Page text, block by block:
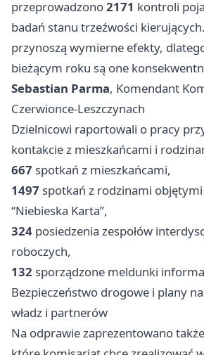
przeprowadzono2171 kontroli
badań stanu trzeźwości
przynoszą wymierne efekty,
bieżącym roku są one
Sebastian Parma, Komendant
Czerwionce-Leszczynach
Dzielnicowi raportowali o pracy
kontakcie z mieszkańcami i
667 spotkań z mieszkańcami,
1497 spotkań z rodzinami
“Niebieska Karta”,
324 posiedzenia zespołów
roboczych,
132 sporządzone meldunki
Bezpieczeństwo drogowe i plany
władz i partnerów
Na odprawie zaprezentowano